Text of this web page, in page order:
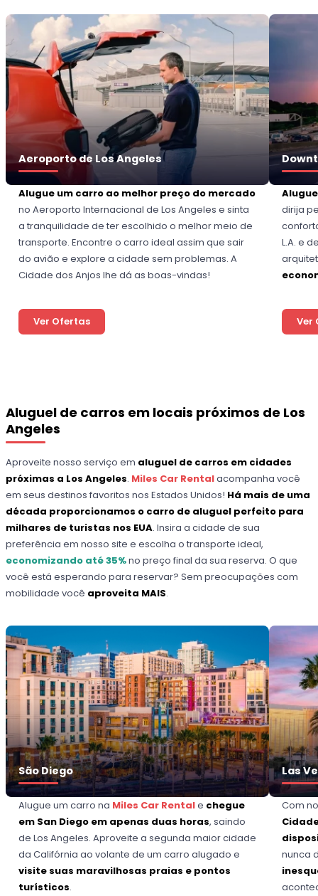
Aeroporto de Los Angeles
Alugue um carro ao melhor preço do mercado
no Aeroporto Internacional de Los Angeles e sinta
a tranquilidade de ter escolhido o melhor meio de
transporte. Encontre o carro ideal assim que sair
do avião e explore a cidade sem problemas. A
Cidade dos Anjos lhe dá as boas-vindas!
Ver Ofertas
dirija
L.A. e
Ver
Aluguel de carros em locais próximos de Los
Angeles
Aproveite nosso serviço em aluguel de carros em cidades
próximas a Los Angeles. Miles Car Rentalacompanha você
em seus destinos favoritos nos Estados Unidos! Há mais de uma
década proporcionamos o carro de aluguel perfeito para
milhares de turistas nos EUA. Insira a cidade de sua
preferência em nosso site e escolha o transporte ideal,
economizando até 35%no preço final da sua reserva. O que
você está esperando para reservar? Sem preocupações com
mobilidade você aproveita MAIS.
São Diego
Alugue um carro na Miles Car Rentale chegue
em San Diego em apenas duas horas, saindo
de Los Angeles. Aproveite a segunda maior cidade
da Califórnia ao volante de um carro alugado e
visite suas maravilhosas praias e pontos
turísticos.
Las
Com
nunca